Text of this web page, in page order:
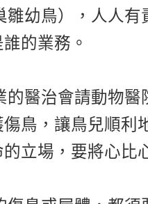
雛幼鳥），人人
的業務。
的醫治會請動物
鳥，讓鳥兒順利
立場，要將心比